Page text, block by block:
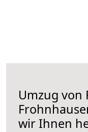
Umzug von
wir Ihnen